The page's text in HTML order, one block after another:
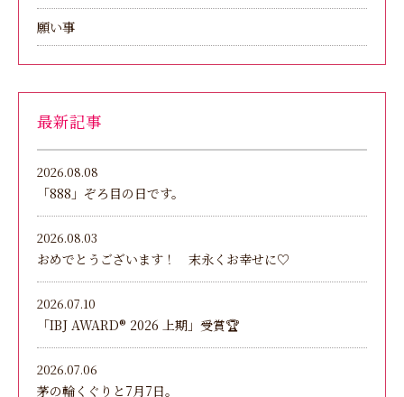
願い事
最新記事
2026.08.08
「888」ぞろ目の日です。
2026.08.03
おめでとうございます！ 末永くお幸せに♡
2026.07.10
「IBJ AWARD®︎ 2026 上期」受賞🏆
2026.07.06
茅の輪くぐりと7月7日。